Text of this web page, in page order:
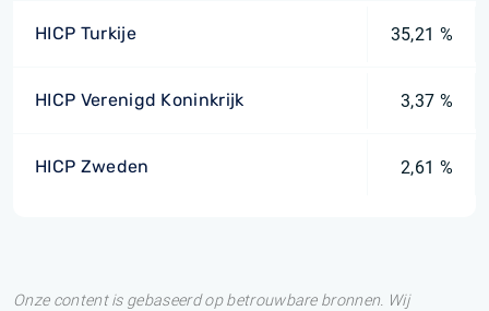
HICP Turkije 35,21 %
HICP Verenigd Koninkrijk 3,37 %
HICP Zweden 2,61 %
Onze content is gebaseerd op betrouwbare bronnen. Wij